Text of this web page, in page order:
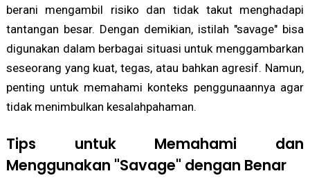
berani mengambil risiko dan tidak takut menghadapi
tantangan besar. Dengan demikian, istilah "savage" bisa
digunakan dalam berbagai situasi untuk menggambarkan
seseorang yang kuat, tegas, atau bahkan agresif. Namun,
penting untuk memahami konteks penggunaannya agar
tidak menimbulkan kesalahpahaman.
Tips untuk Memahami dan
Menggunakan "Savage" dengan Benar